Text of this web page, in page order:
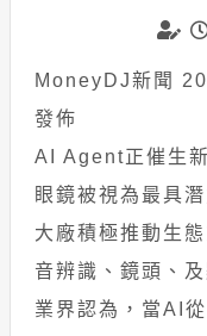
MoneyDJ新聞
發佈
AI Agent正催生
眼鏡被視為最具
大廠積極推動生
音辨識、鏡頭、
業界認為，當AI